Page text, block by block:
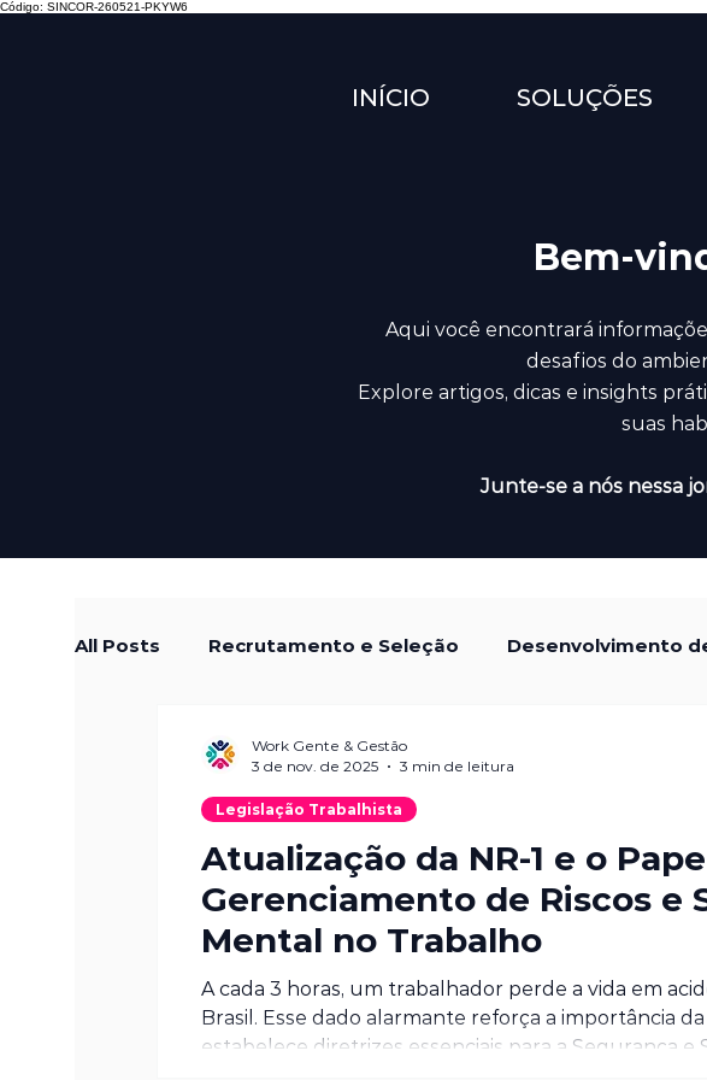
Código: SINCOR-260521-PKYW6
INÍCIO SOLUÇÕES
Bem-
Aqui você encontrará
desafios do
Explore artigos, dicas e insights
suas
Junte-se a nós nessa
All Posts Recrutamento e Seleção Desenvolvimento
Treinamento e Desenvolvimento
Remuneração e Benefícios
Tendências em RH Empreendedorismo
Atualização da NR‑1 e o
Gerenciamento de Riscos e
Mental no Trabalho
A cada 3 horas, um trabalhador perde a vida em
Brasil. Esse dado alarmante reforça a importância da
estabelece diretrizes essenciais para a Segurança e
Legislação Trabalhista
Work Gente & Gestão
3 de nov. de 2025
3 min de leitura